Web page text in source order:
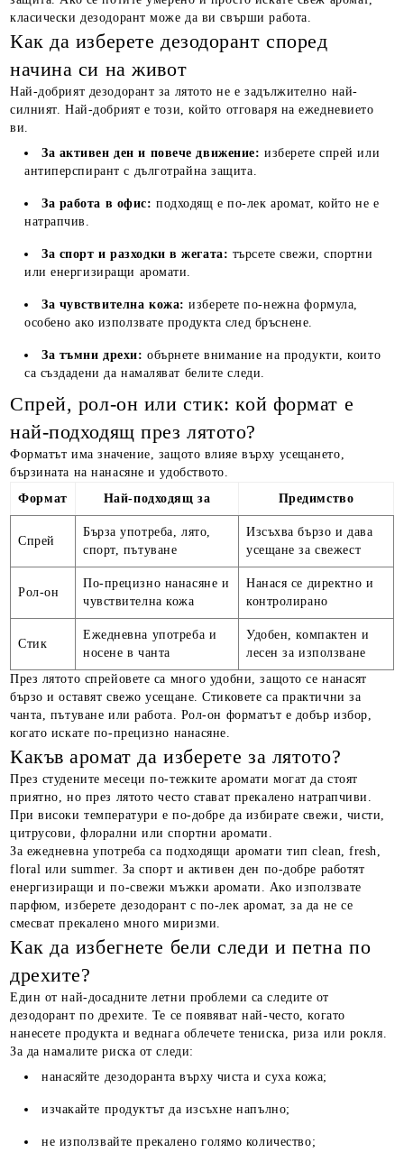
класически дезодорант може да ви свърши работа.
Как да изберете дезодорант според
начина си на живот
Най-добрият дезодорант за лятото не е задължително най-
силният. Най-добрият е този, който отговаря на ежедневието
ви.
За активен ден и повече движение: изберете спрей или
антиперспирант с дълготрайна защита.
За работа в офис: подходящ е по-лек аромат, който не е
натрапчив.
За спорт и разходки в жегата: търсете свежи, спортни
или енергизиращи аромати.
За чувствителна кожа: изберете по-нежна формула,
особено ако използвате продукта след бръснене.
За тъмни дрехи: обърнете внимание на продукти, които
са създадени да намаляват белите следи.
Спрей, рол-он или стик: кой формат е
най-подходящ през лятото?
Форматът има значение, защото влияе върху усещането,
бързината на нанасяне и удобството.
Формат
Най-подходящ за Предимство
Спрей
Бърза употреба, лято,
спорт, пътуване
Изсъхва бързо и дава
усещане за свежест
Рол-он
По-прецизно нанасяне и
чувствителна кожа
Нанася се директно и
контролирано
Стик
Ежедневна употреба и
носене в чанта
Удобен, компактен и
лесен за използване
През лятото спрейовете са много удобни, защото се нанасят
бързо и оставят свежо усещане. Стиковете са практични за
чанта, пътуване или работа. Рол-он форматът е добър избор,
когато искате по-прецизно нанасяне.
Какъв аромат да изберете за лятото?
През студените месеци по-тежките аромати могат да стоят
приятно, но през лятото често стават прекалено натрапчиви.
При високи температури е по-добре да избирате свежи, чисти,
цитрусови, флорални или спортни аромати.
За ежедневна употреба са подходящи аромати тип clean, fresh,
floral или summer. За спорт и активен ден по-добре работят
енергизиращи и по-свежи мъжки аромати. Ако използвате
парфюм, изберете дезодорант с по-лек аромат, за да не се
смесват прекалено много миризми.
Как да избегнете бели следи и петна по
дрехите?
Един от най-досадните летни проблеми са следите от
дезодорант по дрехите. Те се появяват най-често, когато
нанесете продукта и веднага облечете тениска, риза или рокля.
За да намалите риска от следи:
нанасяйте дезодоранта върху чиста и суха кожа;
изчакайте продуктът да изсъхне напълно;
не използвайте прекалено голямо количество;